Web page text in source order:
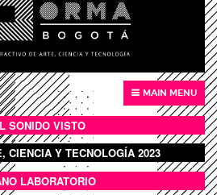
MAIN MENU
VISTO
SONIDO VISTO
LLENO
CIENCIA Y TECNOLOGÍA 2023
LABORATORIO